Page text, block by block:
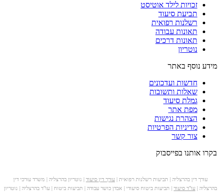
זכויות לילד אוטיסט
תביעת סיעוד
רשלנות רפואית
תאונות עבודה
תאונות דרכים
נוטריון
מידע נוסף באתר
חדשות ועדכונים
שאלות ותשובות
גמלת סיעוד
מפת אתר
הצהרת נגישות
מדיניות הפרטיות
צור קשר
בקרו אותנו בפייסבוק
עורך דין בהרצליה | תביעות רשלנות רפואית | עורך דין סיעוד | נוטריון בהרצליה | משרד עורכי דין
בהרצליה | עו"ד סיעוד | תביעות ביטוח סיעודי | אבדן כושר עבודה | תביעות ביטוח | עו"ד בהרצליה | נוטריון